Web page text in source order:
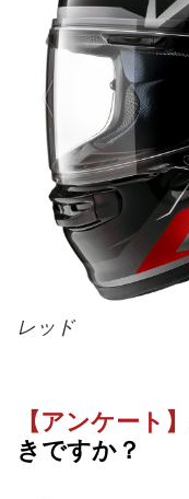
レッド
【アンケート】
きですか？